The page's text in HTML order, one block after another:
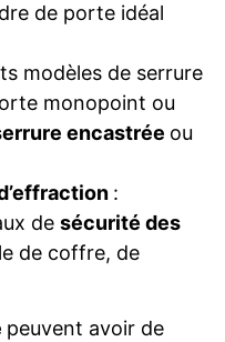
de porte idéal
modèles de serrure
monopoint ou
encastrée ou
:
de sécurité des
de coffre, de
peuvent avoir de